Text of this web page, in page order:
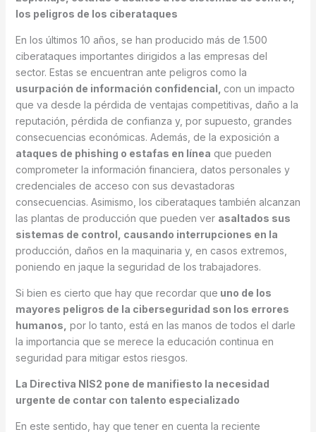
los peligros de los ciberataques
En los últimos 10 años, se han producido más de 1.500
ciberataques importantes dirigidos a las empresas del
sector. Estas se encuentran ante peligros como la
usurpación de información confidencial, con un impacto
que va desde la pérdida de ventajas competitivas, daño a la
reputación, pérdida de confianza y, por supuesto, grandes
consecuencias económicas. Además, de la exposición a
ataques de phishing o estafas en línea que pueden
comprometer la información financiera, datos personales y
credenciales de acceso con sus devastadoras
consecuencias. Asimismo, los ciberataques también alcanzan
las plantas de producción que pueden ver asaltados sus
sistemas de control, causando interrupciones en la
producción, daños en la maquinaria y, en casos extremos,
poniendo en jaque la seguridad de los trabajadores.
Si bien es cierto que hay que recordar que uno de los
mayores peligros de la ciberseguridad son los errores
humanos, por lo tanto, está en las manos de todos el darle
la importancia que se merece la educación continua en
seguridad para mitigar estos riesgos.
La Directiva NIS2 pone de manifiesto la necesidad
urgente de contar con talento especializado
En este sentido, hay que tener en cuenta la reciente